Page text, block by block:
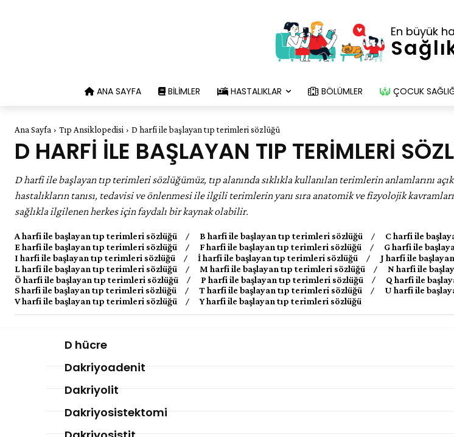
En büyük
ANA SAYFA BILIMLER HASTALIKLAR BÖLÜMLER ÇOCUK
Ana Sayfa Tıp Ansiklopedisi D harfi ile başlayan tıp terimleri sözlüğü
D HARFI ILE BAŞLAYAN TIP TERIMLERI
D harfi ile başlayan tıp terimleri sözlüğümüz, tıp alanında sıklıkla kullanılan terimlerin anlamlarını
hastalıkların tanısı, tedavisi ve önlenmesi ile ilgili terimlerin yanı sıra anatomik ve fizyolojik
sağlıkla ilgilenen herkes için faydalı bir kaynak olabilir.
A harfi ile başlayan tıp terimleri sözlüğü B harfi ile başlayan tıp terimleri sözlüğü C harfi ile
E harfi ile başlayan tıp terimleri sözlüğü
F harfi ile başlayan tıp terimleri sözlüğü G harfi ile
I harfi ile başlayan tıp terimleri sözlüğü
İ harfi ile başlayan tıp terimleri sözlüğü J harfi ile
L harfi ile başlayan tıp terimleri sözlüğü
M harfi ile başlayan tıp terimleri sözlüğü N harfi ile
Ö harfi ile başlayan tıp terimleri sözlüğü
P harfi ile başlayan tıp terimleri sözlüğü Q harfi ile
S harfi ile başlayan tıp terimleri sözlüğü
T harfi ile başlayan tıp terimleri sözlüğü U harfi ile
V harfi ile başlayan tıp terimleri sözlüğü
Y harfi ile başlayan tıp terimleri sözlüğü
D hücre
Dakriyoadenit
Dakriyolit
Dakriyosistektomi